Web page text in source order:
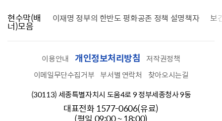
현수막(배
너)모음
찾습니다 이재명 정부의 한반도 평화공존 정책 설명책자 보
이용안내 개인정보처리방침
저작권정책
이메일무단수집거부 부서별 연락처
찾아오시는길
(30113) 세종특별자치시 도움4로 9 정부세종청사 9동
대표전화 1577-0606(유료)
(평일 09:00 ~ 18:00)